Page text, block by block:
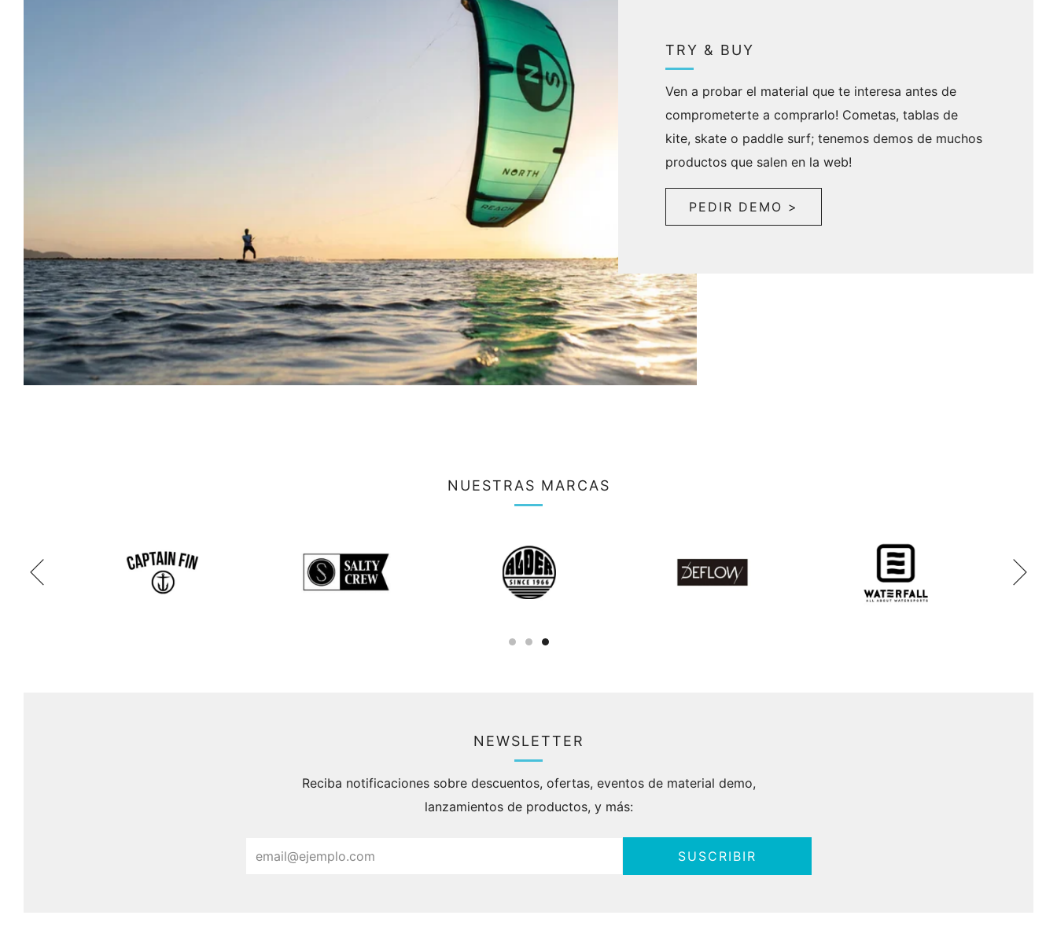
TRY & BUY
Ven a probar el material que te interesa antes de
comprometerte a comprarlo! Cometas, tablas de
kite, skate o paddle surf; tenemos demos de muchos
productos que salen en la web!
PEDIR DEMO >
NUESTRAS MARCAS
NEWSLETTER
Reciba notificaciones sobre descuentos, ofertas, eventos de material demo,
lanzamientos de productos, y más:
SUSCRIBIR